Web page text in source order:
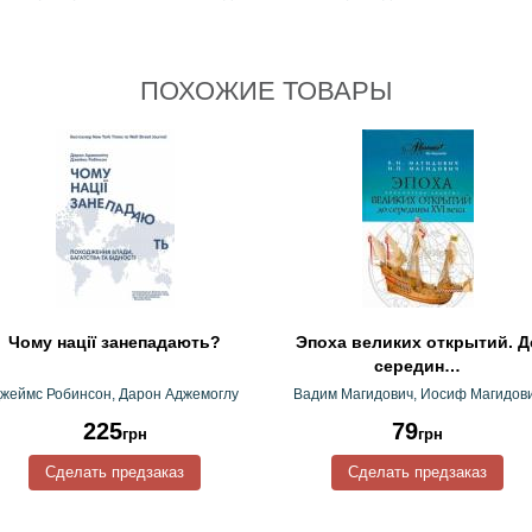
ПОХОЖИЕ ТОВАРЫ
Чому нації занепадають?
Робинсон, Дарон Аджемоглу
225грн
Сделать предзаказ
Эпоха великих открытий.
середин…
Вадим Магидович, Иосиф
79грн
Сделать предзаказ